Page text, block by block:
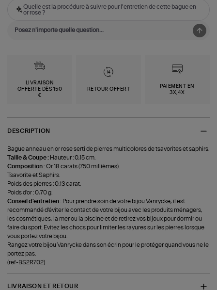
Quelle est la procédure à suivre pour l'entretien de cette bague en
or rose ?
LIVRAISON
OFFERTE DÈS 150
€
RETOUR OFFERT
PAIEMENT EN
3X,4X
DESCRIPTION
Bague anneau en or rose serti de pierres multicolores de tsavorites et saphirs.
Taille & Coupe : Hauteur : 0,15 cm.
Composition :Or 18 carats (750 millièmes).
Tsavorite et Saphirs.
Poids des pierres : 0,13 carat.
Poids d'or : 0,70 g.
Conseil d'entretien : Pour prendre soin de votre bijou Vanrycke, il est
recommandé d'éviter le contact de votre bijou avec les produits ménagers,
les cosmétiques, la mer ou la piscine et de retirez vos bijoux pour dormir ou
faire du sport. Evitez les chocs pour limiter les rayures sur les pierres lorsque
vous portez votre bijou.
Rangez votre bijou Vanrycke dans son écrin pour le protéger quand vous ne le
portez pas.
(ref-BS2R702)
LIVRAISON ET RETOUR